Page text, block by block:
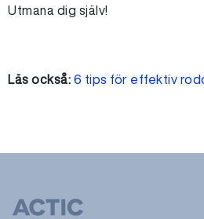
Utmana dig själv!
Läs också: 6 tips för effektiv